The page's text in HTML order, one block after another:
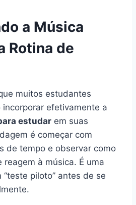
a Música
Rotina de
muitos estudantes
efetivamente a
estudar em suas
é começar com
de tempo e observar como
reagem à música. É uma
piloto” antes de se